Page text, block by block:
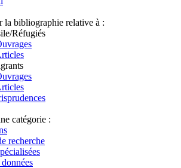
la bibliographie relative à :
Réfugiés
catégorie :
recherche